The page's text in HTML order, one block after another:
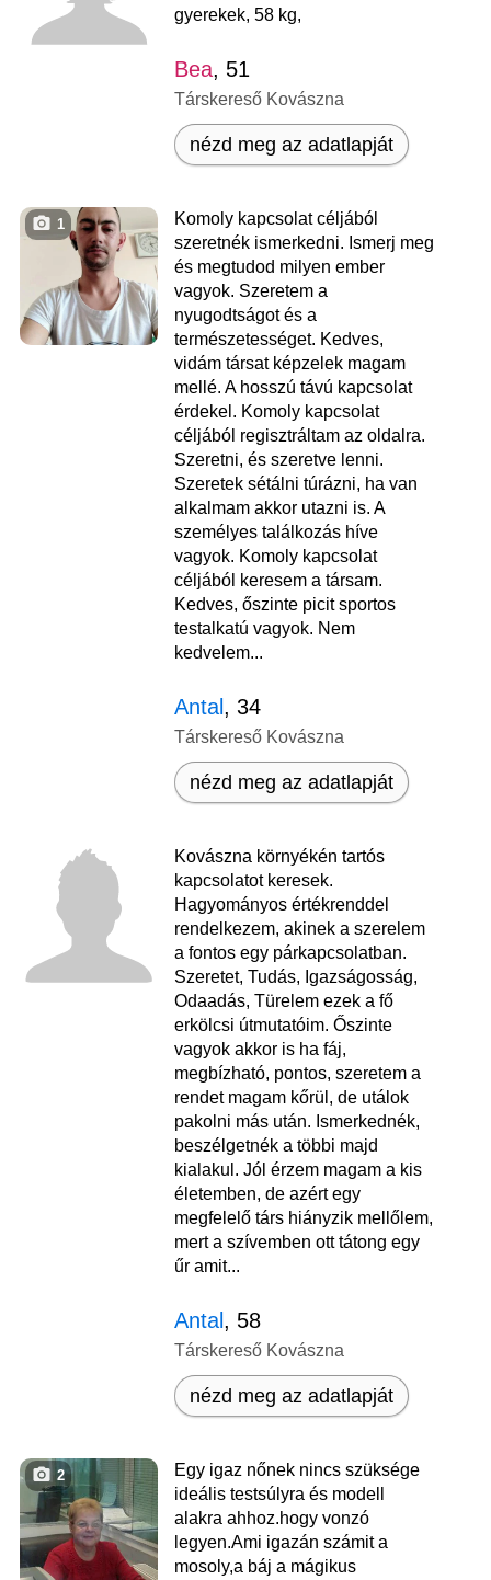
gyerekek, 58 kg,
Bea, 51
Társkereső Kovászna
nézd meg az adatlapját
1
Komoly kapcsolat céljából
szeretnék ismerkedni. Ismerj meg
és megtudod milyen ember
vagyok. Szeretem a
nyugodtságot és a
természetességet. Kedves,
vidám társat képzelek magam
mellé. A hosszú távú kapcsolat
érdekel. Komoly kapcsolat
céljából regisztráltam az oldalra.
Szeretni, és szeretve lenni.
Szeretek sétálni túrázni, ha van
alkalmam akkor utazni is. A
személyes találkozás híve
vagyok. Komoly kapcsolat
céljából keresem a társam.
Kedves, őszinte picit sportos
testalkatú vagyok. Nem
kedvelem...
Antal , 34
Társkereső Kovászna
nézd meg az adatlapját
Kovászna környékén tartós
kapcsolatot keresek.
Hagyományos értékrenddel
rendelkezem, akinek a szerelem
a fontos egy párkapcsolatban.
Szeretet, Tudás, Igazságosság,
Odaadás, Türelem ezek a fő
erkölcsi útmutatóim. Őszinte
vagyok akkor is ha fáj,
megbízható, pontos, szeretem a
rendet magam kőrül, de utálok
pakolni más után. Ismerkednék,
beszélgetnék a többi majd
kialakul. Jól érzem magam a kis
életemben, de azért egy
megfelelő társ hiányzik mellőlem,
mert a szívemben ott tátong egy
űr amit...
Antal , 58
Társkereső Kovászna
nézd meg az adatlapját
2
Egy igaz nőnek nincs szüksége
ideális testsúlyra és modell
alakra ahhoz.hogy vonzó
legyen.Ami igazán számit a
mosoly,a báj a mágikus